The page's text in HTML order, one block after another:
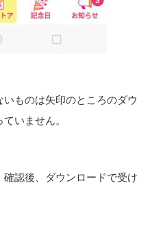
ものは矢印のところのダウ
いません。
認後、ダウンロードで受け